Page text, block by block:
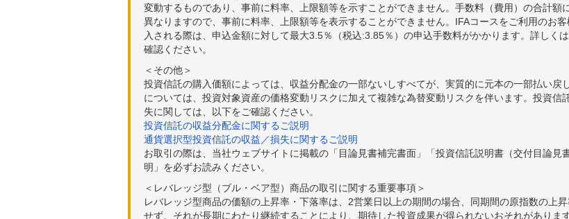
変動するものであり、事前に料率、上限額等を示すことができません。手数料（費用）の合計額
異なりますので、事前に料率、上限額等を表示することができません。IFAコースをご利用のお
入される際は、申込金額に対して最大3.5％（税込:3.85％）の申込手数料がかかります。詳しく
確認ください。
＜その他＞
投資信託の購入価額によっては、収益分配金の一部ないしすべてが、実質的に元本の一部払い戻
については、投資対象資産の価格変動リスクに加えて複雑な為替変動リスクを伴います。投資信
失に関しては、以下をご確認ください。
投資信託の収益分配金に関するご説明
通貨選択型投資信託の収益／損失に関するご説明
お取引の際は、当社ウェブサイトに掲載の「目論見書補完書面」「投資信託説明書（交付目論見
明」を必ずお読みください。
＜レバレッジ型（ブル・ベア型）商品の取引に関する重要事項＞
レバレッジ型商品の価額の上昇率・下落率は、2営業日以上の期間の場合、同期間の原指数の上
せず、それが長期にわたり継続することにより、期待した投資成果が得られないおそれがありま